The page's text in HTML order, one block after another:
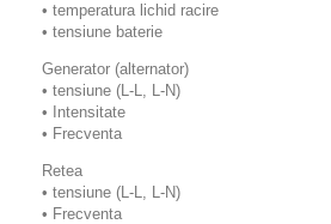
• temperatura lichid racire
• tensiune baterie
Generator (alternator)
• tensiune (L-L, L-N)
• Intensitate
• Frecventa
Retea
• tensiune (L-L, L-N)
• Frecventa